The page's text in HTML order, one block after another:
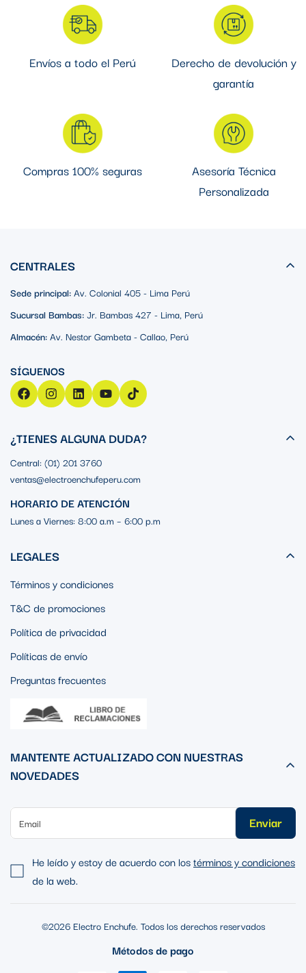
Envíos a todo el Perú
Derecho de devolución y
garantía
Compras 100% seguras
Asesoría Técnica
Personalizada
CENTRALES
Sede principal:Av. Colonial 405 - Lima Perú
Sucursal Bambas:Jr. Bambas 427 - Lima, Perú
Almacén:Av. Nestor Gambeta - Callao, Perú
¿TIENES ALGUNA DUDA?
Central: (01) 201 3760
ventas@electroenchufeperu.com
HORARIO DE ATENCIÓN
Lunes a Viernes: 8:00 a.m – 6:00 p.m
LEGALES
Términos y condiciones
T&C de promociones
Política de privacidad
Políticas de envío
Preguntas frecuentes
MANTENTE ACTUALIZADO CON NUESTRAS
NOVEDADES
Enviar
He leído y estoy de acuerdo con lostérminos y condiciones
de la web.
©2026 Electro Enchufe. Todos los derechos reservados
Métodos de pago